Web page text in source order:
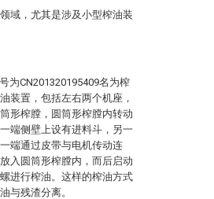
域，尤其是涉及小型榨油装
为CN201320195409名为榨
装置，包括左右两个机座，
形榨膛，圆筒形榨膛内转动
端侧壁上设有进料斗，另一
端通过皮带与电机传动连
入圆筒形榨膛内，而后启动
进行榨油。这样的榨油方式
与残渣分离。